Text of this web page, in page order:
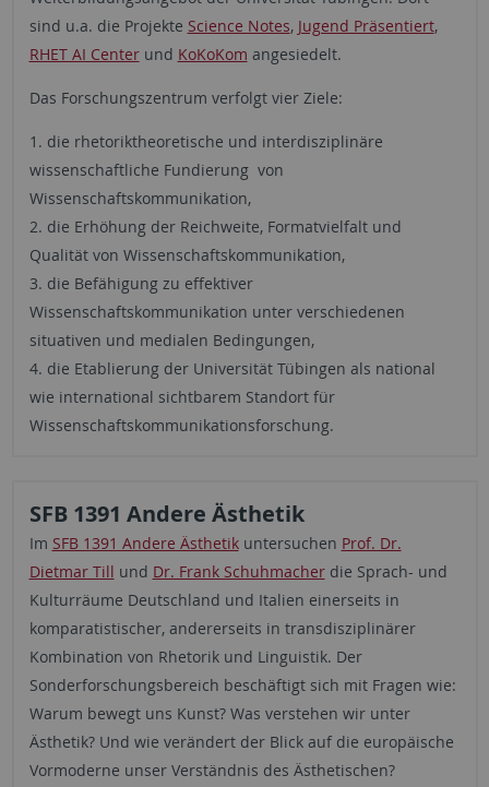
sind u.a. die Projekte Science Notes, Jugend Präsentiert,
RHET AI Centerund KoKoKom angesiedelt.
Das Forschungszentrum verfolgt vier Ziele:
1. die rhetoriktheoretische und interdisziplinäre
wissenschaftliche Fundierung von
Wissenschaftskommunikation,
2. die Erhöhung der Reichweite, Formatvielfalt und
Qualität von Wissenschaftskommunikation,
3. die Befähigung zu effektiver
Wissenschaftskommunikation unter verschiedenen
situativen und medialen Bedingungen,
4. die Etablierung der Universität Tübingen als national
wie international sichtbarem Standort für
Wissenschaftskommunikationsforschung.
SFB 1391 Andere Ästhetik
Im SFB 1391 Andere Ästhetikuntersuchen Prof. Dr.
Dietmar Till und Dr. Frank Schuhmacherdie Sprach- und
Kulturräume Deutschland und Italien einerseits in
komparatistischer, andererseits in transdisziplinärer
Kombination von Rhetorik und Linguistik. Der
Sonderforschungsbereich beschäftigt sich mit Fragen wie:
Warum bewegt uns Kunst? Was verstehen wir unter
Ästhetik? Und wie verändert der Blick auf die europäische
Vormoderne unser Verständnis des Ästhetischen?